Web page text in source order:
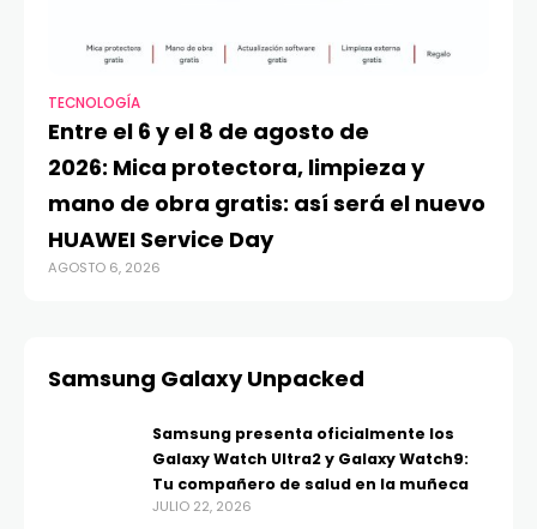
TECNOLOGÍA
Entre el 6 y el 8 de agosto de
2026: Mica protectora, limpieza y
mano de obra gratis: así será el nuevo
HUAWEI Service Day
AGOSTO 6, 2026
Samsung Galaxy Unpacked
Samsung presenta oficialmente los
Galaxy Watch Ultra2 y Galaxy Watch9:
Tu compañero de salud en la muñeca
JULIO 22, 2026